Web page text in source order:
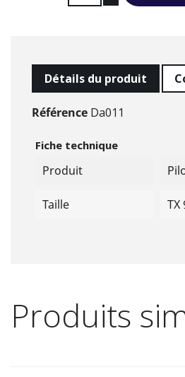
Détails du produit
Référence Da011
Fiche technique
Produit
Taille TX
Produits